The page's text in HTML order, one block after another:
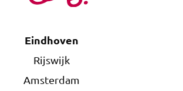
Eindhoven
Rijswijk
Amsterdam